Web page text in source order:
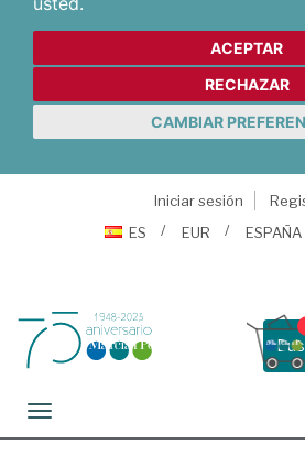
ACEPTAR
RECHAZAR
CAMBIAR
Iniciar sesión
ES
EUR ESPAÑA
Toggle navigation